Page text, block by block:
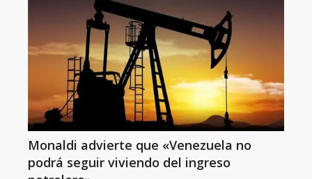
Monaldi advierte que «Venezuela no
podrá seguir viviendo del ingreso